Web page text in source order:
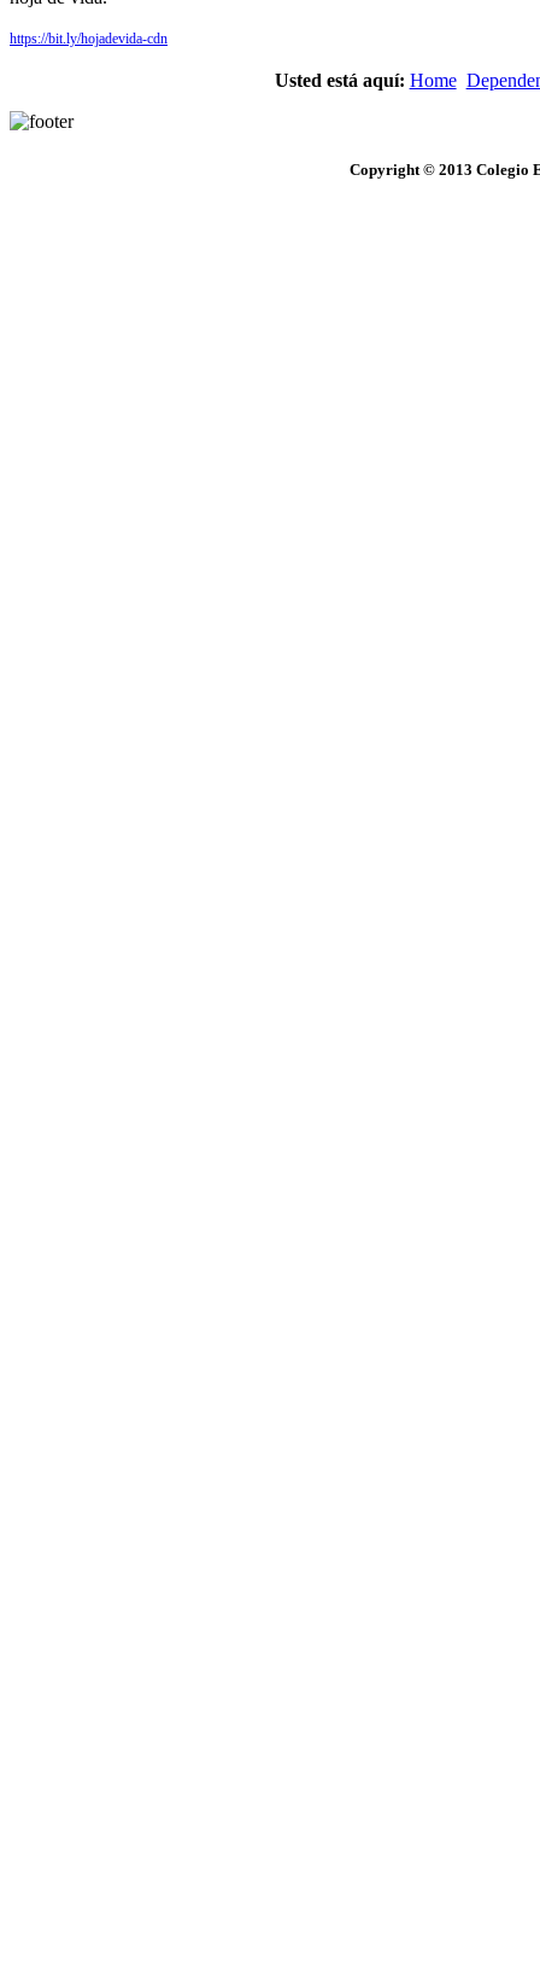
https://bit.ly/hojadevida-cdn
Usted está aquí: Home
Copyright © 2013 Colegio